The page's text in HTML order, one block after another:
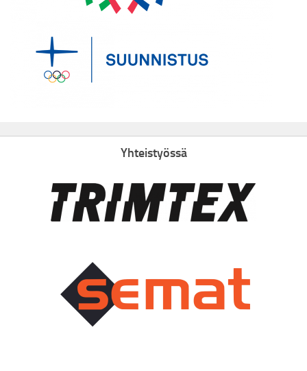
Yhteistyössä